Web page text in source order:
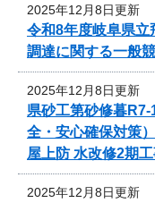
2025年12月8日更新
令和8年度岐阜県立
調達に関する一般
2025年12月8日更新
県砂工第砂修暮
全・安心確保対策
屋上防 水改修2期
2025年12月8日更新